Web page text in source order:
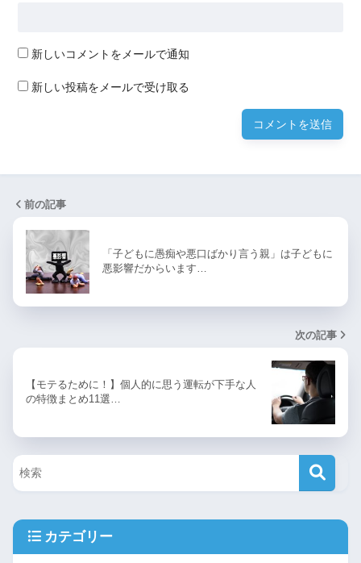
新しいコメントをメールで通知
新しい投稿をメールで受け取る
前の記事
「子どもに愚痴や悪口ばかり言う親」は子どもに
悪影響だからいます…
次の記事
【モテるために！】個人的に思う運転が下手な人
の特徴まとめ11選…
カテゴリー